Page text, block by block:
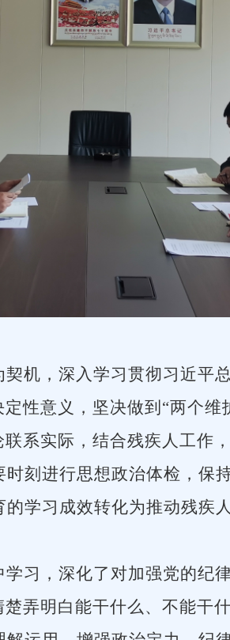
机，深入学习贯彻习近平
定性意义，坚决做到“两个
系实际，结合残疾人工作
刻进行思想政治体检，保
学习成效转化为推动残疾
习，深化了对加强党的纪
楚弄明白能干什么、不能干